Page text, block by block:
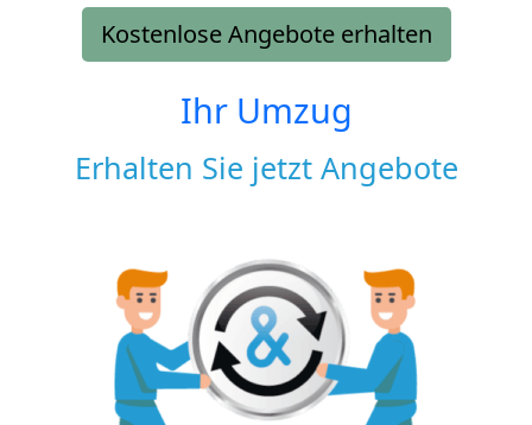
Kostenlose Angebote erhalten
Ihr Umzug
Erhalten Sie jetzt Angebote